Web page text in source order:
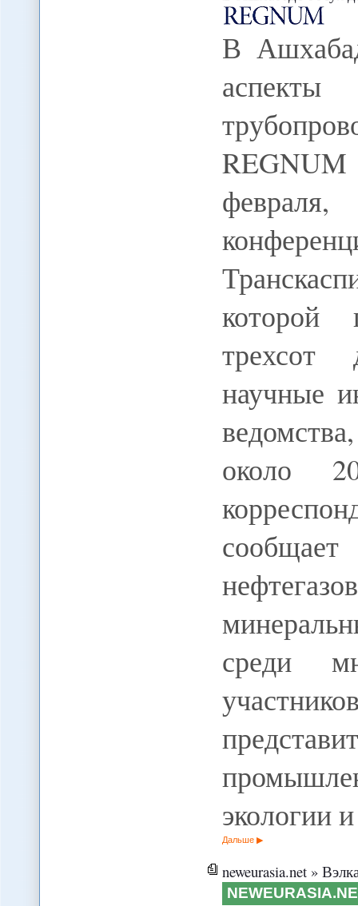
В
февраля,
которой
трехсот
научные
около
сообщает
среди
экологии
Дальше
neweurasia.net »